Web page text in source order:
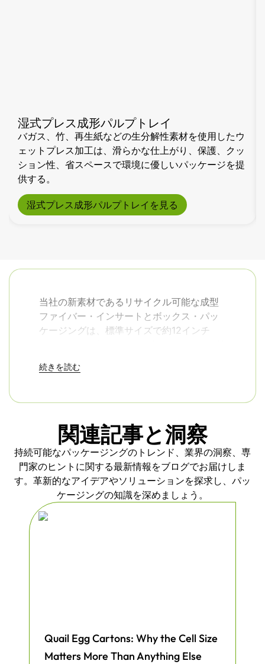
湿式プレス成形パルプトレイ
バガス、竹、再生紙などの生分解性素材を使用したウ
ェットプレス加工は、滑らかな仕上がり、保護、クッ
ション性、省スペースで環境に優しいパッケージを提
供する。
湿式プレス成形パルプトレイを見る
当社の新素材であるリサイクル可能な成型
ファイバー・インサートとボックス・パッ
ケージングは、標準サイズで約12インチ
機器、繊細な部品などのアイテムにフィッ
ます。また、ユニークな形状の製品が必要
トラルなタン・カラーはシンプルな外観
で、ブランディング・ステッカーやラベル
を貼ってより洗練された仕上がりにするこ
ともできます。
このインサートは、配送中に発生する通常
て包装を求める2025年の呼びかけにも応え
ている。多くのブランドは、少なくとも
続きを読む
関連記事と洞察
持続可能なパッケージングのトレンド、業界の洞察、専
門家のヒントに関する最新情報をブログでお届けしま
す。革新的なアイデアやソリューションを探求し、パッ
ケージングの知識を深めましょう。
Quail Egg Cartons: Why the Cell Size
Matters More Than Anything Else